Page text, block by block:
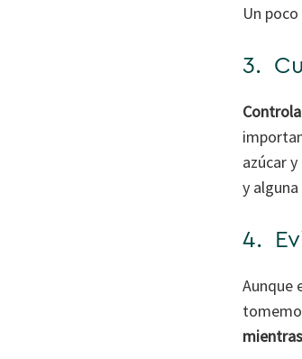
Un
3.
azúcar
y
4.
Aunque